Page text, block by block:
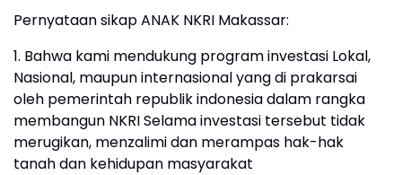
Pernyataan sikap ANAK NKRI Makassar:
1. Bahwa kami mendukung program investasi Lokal,
Nasional, maupun internasional yang di prakarsai
oleh pemerintah republik indonesia dalam rangka
membangun NKRI Selama investasi tersebut tidak
merugikan, menzalimi dan merampas hak-hak
tanah dan kehidupan masyarakat